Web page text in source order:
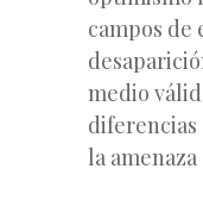
campos de
medio
diferencias
la